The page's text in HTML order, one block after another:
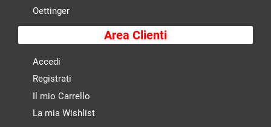
Oettinger
Area Clienti
Accedi
Registrati
Il mio Carrello
La mia Wishlist